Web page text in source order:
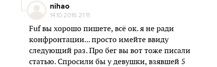
nihao
14.10.2016 21:11
Fuf вы хорошо пишете, всё ок. я не ради
конфронтации... просто имейте ввиду
следующий раз. Про бег вы вот тоже писали
статью. Спросили бы у девушки, взявшей 5